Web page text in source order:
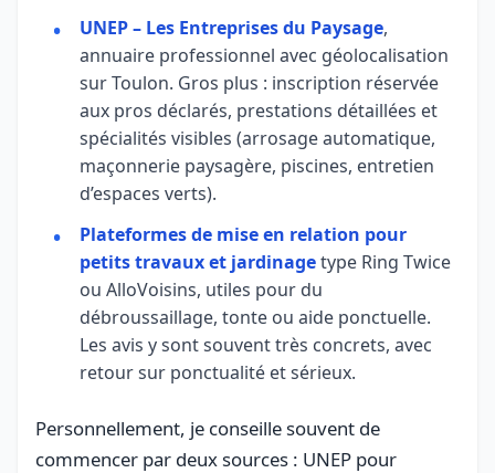
UNEP – Les Entreprises du Paysage,
annuaire professionnel avec géolocalisation
sur Toulon. Gros plus : inscription réservée
aux pros déclarés, prestations détaillées et
spécialités visibles (arrosage automatique,
maçonnerie paysagère, piscines, entretien
d’espaces verts).
Plateformes de mise en relation pour
petits travaux et jardinagetype Ring Twice
ou AlloVoisins, utiles pour du
débroussaillage, tonte ou aide ponctuelle.
Les avis y sont souvent très concrets, avec
retour sur ponctualité et sérieux.
Personnellement, je conseille souvent de
commencer par deux sources : UNEP pour